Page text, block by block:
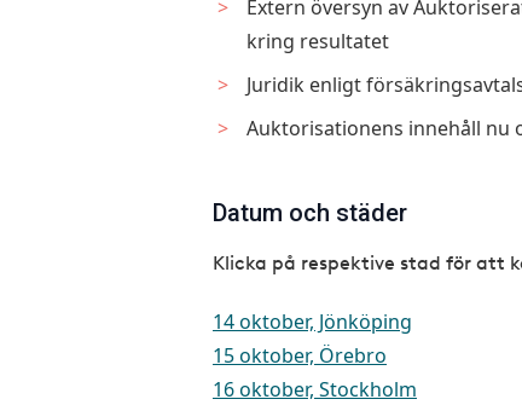
Extern översyn av
kring resultatet
Juridik enligt
Auktorisationens innehåll nu
Datum och städer
Klicka på respektive stad för att
14 oktober, Jönköping
15 oktober, Örebro
16 oktober, Stockholm